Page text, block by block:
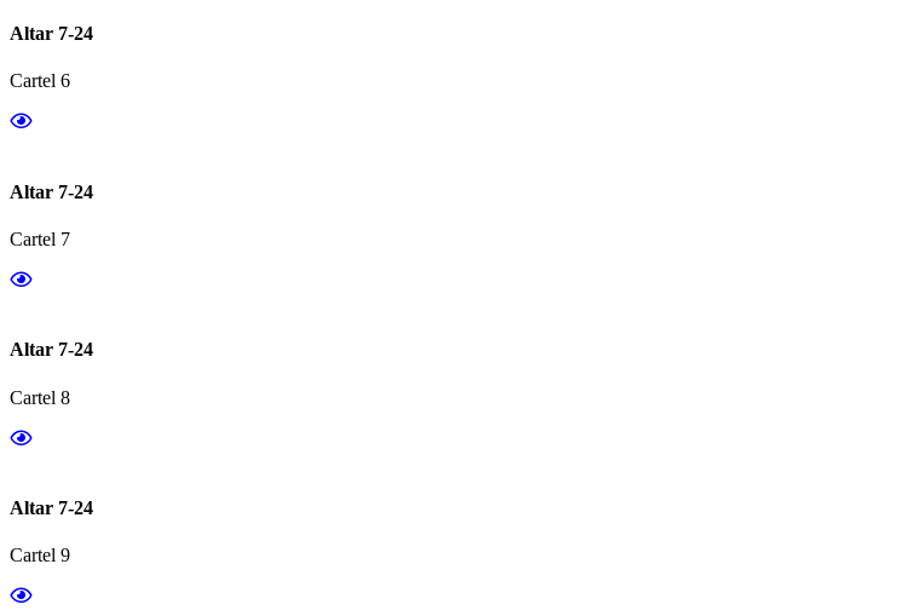
Altar 7-24
Cartel 6
Altar 7-24
Cartel 7
Altar 7-24
Cartel 8
Altar 7-24
Cartel 9